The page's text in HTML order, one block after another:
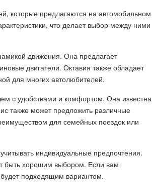
которые предлагаются на автомобильном
что делает выбор между ними
движения. Она предлагает
двигатели. Октавия также обладает
для многих автолюбителей.
с удобствами и комфортом. Она известна
также может предложить различные
для семейных поездок или
индивидуальные предпочтения.
быть хорошим выбором. Если вам
подходящим вариантом.